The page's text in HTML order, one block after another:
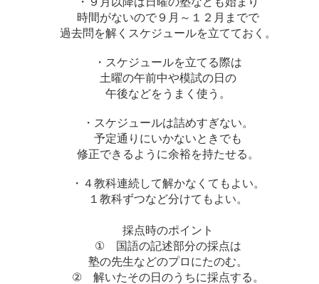
時間がないので９月～１２月までで
過去問を解くスケジュールを立てておく。
・スケジュールを立てる際は
土曜の午前中や模試の日の
午後などをうまく使う。
・スケジュールは詰めすぎない。
予定通りにいかないときでも
修正できるように余裕を持たせる。
・４教科連続して解かなくてもよい。
１教科ずつなど分けてもよい。
採点時のポイント
①
国語の記述部分の採点は
塾の先生などのプロにたのむ。
②
解いたその日のうちに採点する。